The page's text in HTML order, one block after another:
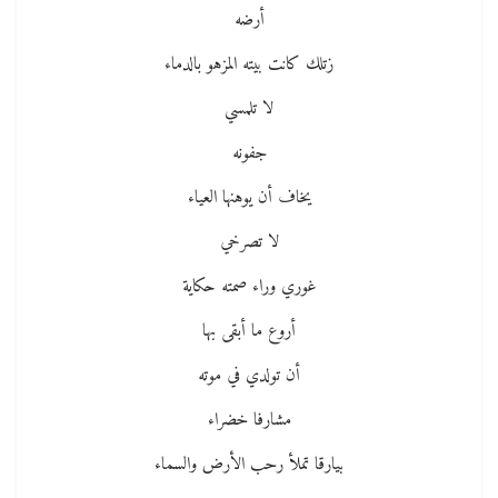
أرضه
زتلك كانت بيته المزهو بالدماء
لا تلمسي
جفونه
يخاف أن يوهنها العياء
لا تصرخي
غوري وراء صمته حكاية
أروع ما أبقى بها
أن تولدي في موته
مشارفا خضراء
بيارقا تملأ رحب الأرض والسماء